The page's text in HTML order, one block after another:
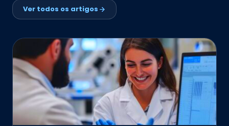
Ver todos os artigos